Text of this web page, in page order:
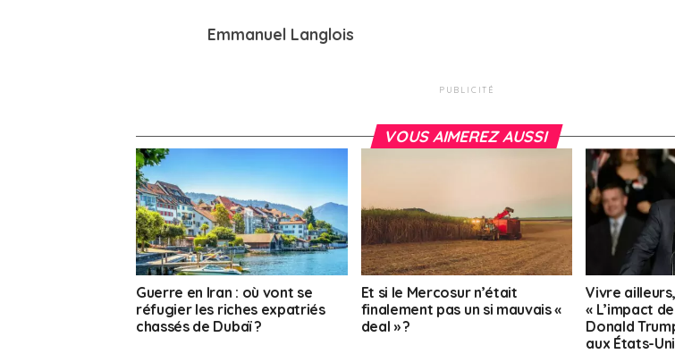
Emmanuel Langlois
PUBLICITÉ
VOUS AIMEREZ AUSSI
Guerre en Iran : où vont se
réfugier les riches expatriés
chassés de Dubaï ?
Et si le Mercosur n’était
finalement pas un si mauvais «
deal » ?
Vivre
« L’impact
Donald
aux États-